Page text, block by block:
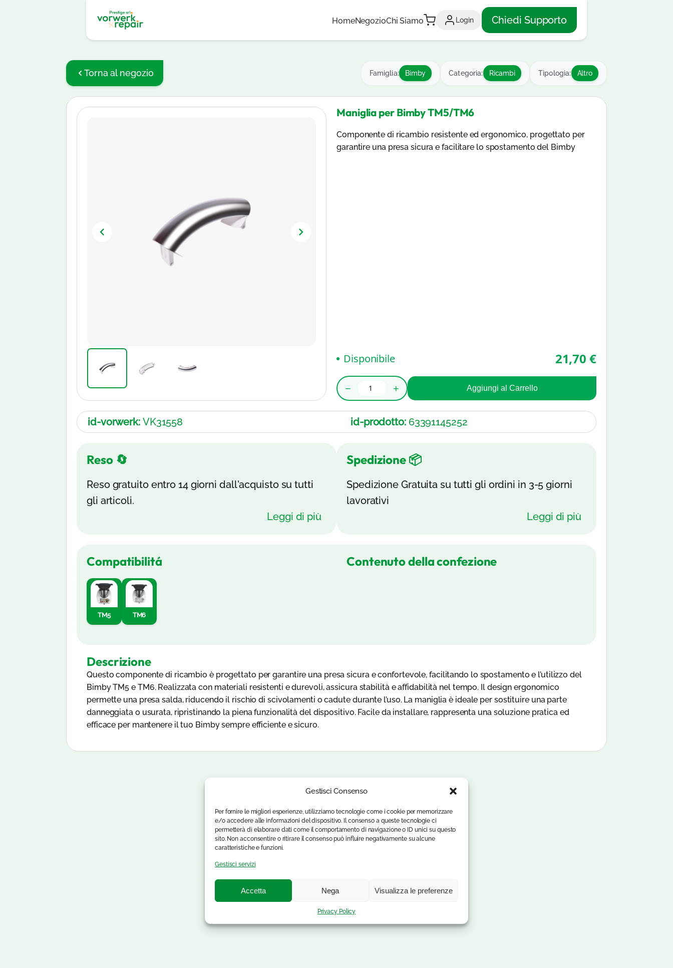
Gestisci Consenso
Per fornire le migliori esperienze, utilizziamo tecnologie come i cookie per memorizzare
e/o accedere alle informazioni del dispositivo. Il consenso a queste tecnologie ci
permetterà di elaborare dati come il comportamento di navigazione o ID unici su questo
sito. Non acconsentire o ritirare il consenso può influire negativamente su alcune
caratteristiche e funzioni.
Gestisci servizi
Accetta Nega Visualizza le preferenze
Privacy Policy
HomeNegozioChi Siamo Login Chiedi Supporto
Torna al negozio Famiglia: Bimby Categoria: Ricambi Tipologia: Altro
Maniglia per Bimby TM5/TM6
Componente di ricambio resistente ed ergonomico, progettato per
garantire una presa sicura e facilitare lo spostamento del Bimby
Disponibile 21,70 €
− + Aggiungi al Carrello
id-vorwerk: VK31558 id-prodotto: 63391145252
Reso 🔄
Reso gratuito entro 14 giorni dall'acquisto su tutti
gli articoli.
Leggi di più
Spedizione 📦
Spedizione Gratuita su tutti gli ordini in 3-5 giorni
lavorativi
Leggi di più
Compatibilitá
TM5 TM6
Contenuto della confezione
Descrizione
Questo componente di ricambio è progettato per garantire una presa sicura e confortevole, facilitando lo spostamento e l’utilizzo del
Bimby TM5 e TM6. Realizzata con materiali resistenti e durevoli, assicura stabilità e affidabilità nel tempo. Il design ergonomico
permette una presa salda, riducendo il rischio di scivolamenti o cadute durante l’uso. La maniglia è ideale per sostituire una parte
danneggiata o usurata, ripristinando la piena funzionalità del dispositivo. Facile da installare, rappresenta una soluzione pratica ed
efficace per mantenere il tuo Bimby sempre efficiente e sicuro.